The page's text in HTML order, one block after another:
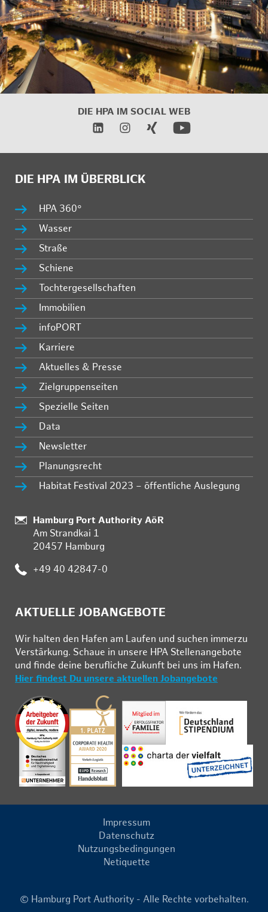
DIE HPA IM SOCIAL WEB
DIE HPA IM ÜBERBLICK
HPA 360°
Wasser
Straße
Schiene
Tochtergesellschaften
Immobilien
infoPORT
Karriere
Aktuelles & Presse
Zielgruppenseiten
Spezielle Seiten
Data
Newsletter
Planungsrecht
Habitat Festival 2023 – öffentliche Auslegung
:
Hamburg Port Authority AöR
Am Strandkai 1
20457 Hamburg
: +49 40 42847-0
AKTUELLE JOBANGEBOTE
Wir hal­ten den Ha­fen am Lau­fen und su­chen im­mer­zu
Ver­stär­kung. Schau­e in un­se­re HPA Stel­len­an­ge­bo­te
und fin­de deine be­ruf­li­che Zu­kunft bei uns im Ha­fen.
Hier findest Du unsere aktuellen Jobangebote
Impressum
Datenschutz
Nutzungsbedingungen
Netiquette
© Hamburg Port Authority - Alle Rechte vorbehalten.